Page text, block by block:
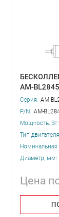
AM-
Серия: AM-
P/N: AM-
Мощность, Вт:
Тип
Номинальная
Диаметр, мм:
Цена